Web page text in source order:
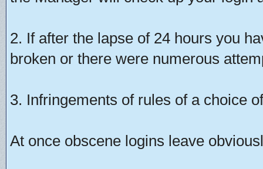
2. If after the lapse of 24 hours you
broken or there were numerous
3. Infringements of rules of a choice
At once obscene logins leave